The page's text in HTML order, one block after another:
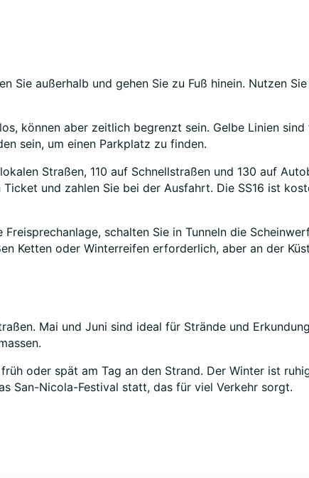
Sie außerhalb und gehen Sie zu Fuß hinein. Nutzen
können aber zeitlich begrenzt sein. Gelbe Linien sind
sein, um einen Parkplatz zu finden.
Straßen, 110 auf Schnellstraßen und 130 auf
und zahlen Sie bei der Ausfahrt. Die SS16 ist
schalten Sie in Tunneln die
Ketten oder Winterreifen erforderlich, aber an der
Mai und Juni sind ideal für Strände und
oder spät am Tag an den Strand. Der Winter ist
San-Nicola-Festival statt, das für viel Verkehr sorgt.